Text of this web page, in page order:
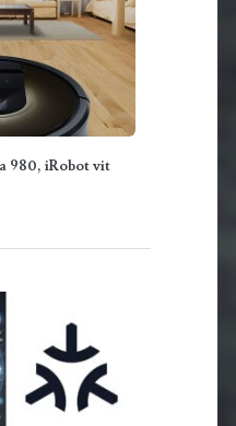
980, iRobot vit